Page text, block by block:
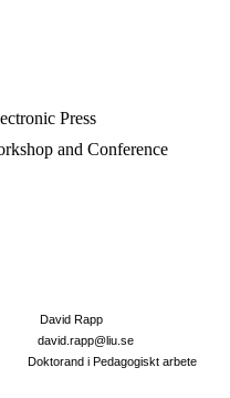
Press
and Conference
Rapp
i Pedagogiskt arbete